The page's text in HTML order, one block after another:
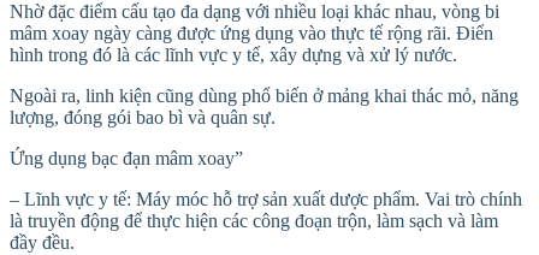
Nhờ đặc điểm cấu tạo đa dạng với nhiều loại khác nhau, vòng bi
mâm xoay ngày càng được ứng dụng vào thực tế rộng rãi. Điển
hình trong đó là các lĩnh vực y tế, xây dựng và xử lý nước.
Ngoài ra, linh kiện cũng dùng phổ biến ở mảng khai thác mỏ, năng
lượng, đóng gói bao bì và quân sự.
Ứng dụng bạc đạn mâm xoay”
– Lĩnh vực y tế: Máy móc hỗ trợ sản xuất dược phẩm. Vai trò chính
là truyền động để thực hiện các công đoạn trộn, làm sạch và làm
đầy đều.